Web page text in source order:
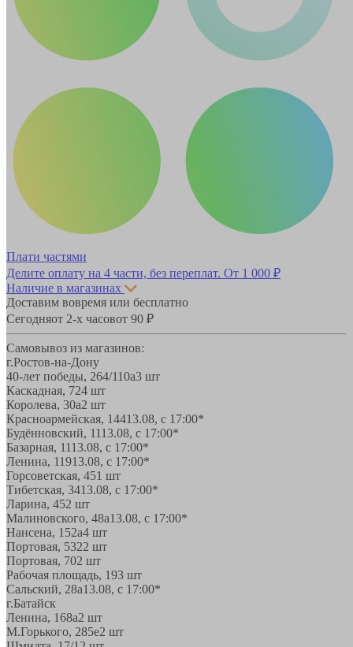
Плати частями
Делите оплату на 4 части, без переплат. От 1 000 ₽
Наличие в магазинах
Доставим вовремя или бесплатно
Сегодняот 2-х часовот 90 ₽
Самовывоз из магазинов:
г.Ростов-на-Дону
40-лет победы, 264/110а3 шт
Каскадная, 724 шт
Королева, 30а2 шт
Красноармейская, 14413.08, с 17:00*
Будённовский, 1113.08, с 17:00*
Базарная, 1113.08, с 17:00*
Ленина, 11913.08, с 17:00*
Горсоветская, 451 шт
Тибетская, 3413.08, с 17:00*
Ларина, 452 шт
Малиновского, 48а13.08, с 17:00*
Нансена, 152а4 шт
Портовая, 5322 шт
Портовая, 702 шт
Рабочая площадь, 193 шт
Сальский, 28a13.08, с 17:00*
г.Батайск
Ленина, 168а2 шт
М.Горького, 285е2 шт